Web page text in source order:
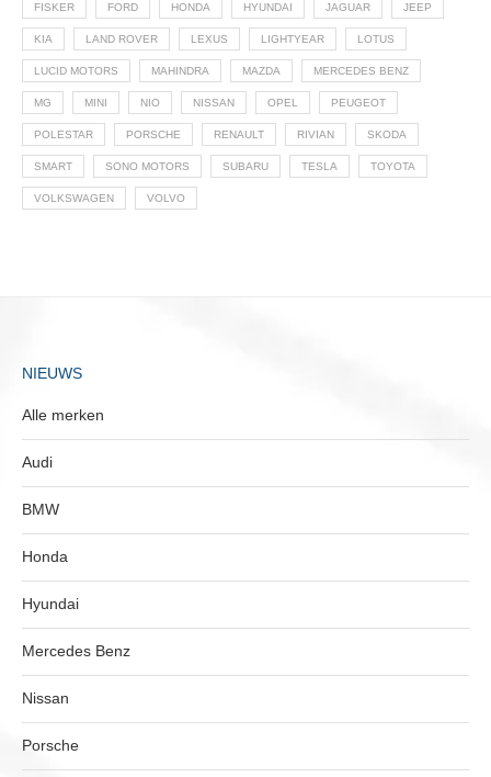
FISKER FORD HONDA HYUNDAI JAGUAR JEEP
KIA LAND ROVER LEXUS LIGHTYEAR LOTUS
LUCID MOTORS MAHINDRA MAZDA MERCEDES BENZ
MG MINI NIO NISSAN OPEL PEUGEOT
POLESTAR PORSCHE RENAULT RIVIAN SKODA
SMART SONO MOTORS SUBARU TESLA TOYOTA
VOLKSWAGEN VOLVO
NIEUWS
Alle merken
Audi
BMW
Honda
Hyundai
Mercedes Benz
Nissan
Porsche